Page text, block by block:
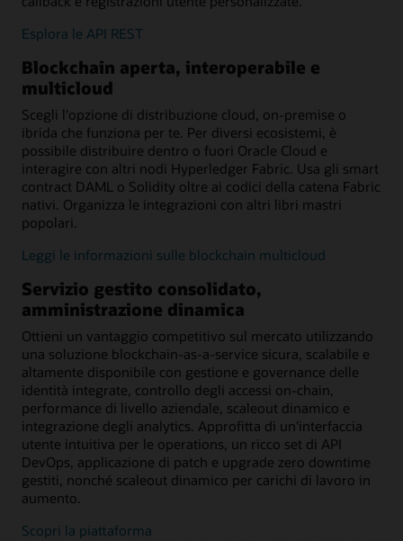
Esplora le API REST
Blockchain aperta, interoperabile e
multicloud
Scegli l'opzione di distribuzione cloud, on-premise o
ibrida che funziona per te. Per diversi ecosistemi, è
possibile distribuire dentro o fuori Oracle Cloud e
interagire con altri nodi Hyperledger Fabric. Usa gli smart
contract DAML o Solidity oltre ai codici della catena Fabric
nativi. Organizza le integrazioni con altri libri mastri
popolari.
Leggi le informazioni sulle blockchain multicloud
Servizio gestito consolidato,
amministrazione dinamica
Ottieni un vantaggio competitivo sul mercato utilizzando
una soluzione blockchain-as-a-service sicura, scalabile e
altamente disponibile con gestione e governance delle
identità integrate, controllo degli accessi on-chain,
performance di livello aziendale, scaleout dinamico e
integrazione degli analytics. Approfitta di un'interfaccia
utente intuitiva per le operations, un ricco set di API
DevOps, applicazione di patch e upgrade zero downtime
gestiti, nonché scaleout dinamico per carichi di lavoro in
aumento.
Scopri la piattaforma